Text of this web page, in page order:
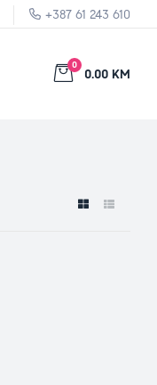
+387 61 243 610
0
0.00 KM